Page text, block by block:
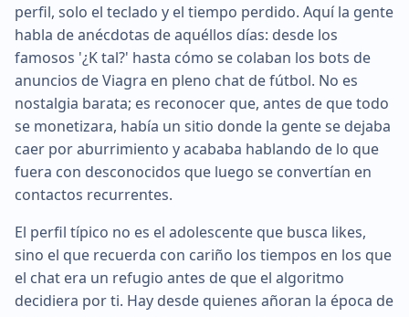
perfil, solo el teclado y el tiempo perdido. Aquí la gente
habla de anécdotas de aquéllos días: desde los
famosos '¿K tal?' hasta cómo se colaban los bots de
anuncios de Viagra en pleno chat de fútbol. No es
nostalgia barata; es reconocer que, antes de que todo
se monetizara, había un sitio donde la gente se dejaba
caer por aburrimiento y acababa hablando de lo que
fuera con desconocidos que luego se convertían en
contactos recurrentes.
El perfil típico no es el adolescente que busca likes,
sino el que recuerda con cariño los tiempos en los que
el chat era un refugio antes de que el algoritmo
decidiera por ti. Hay desde quienes añoran la época de